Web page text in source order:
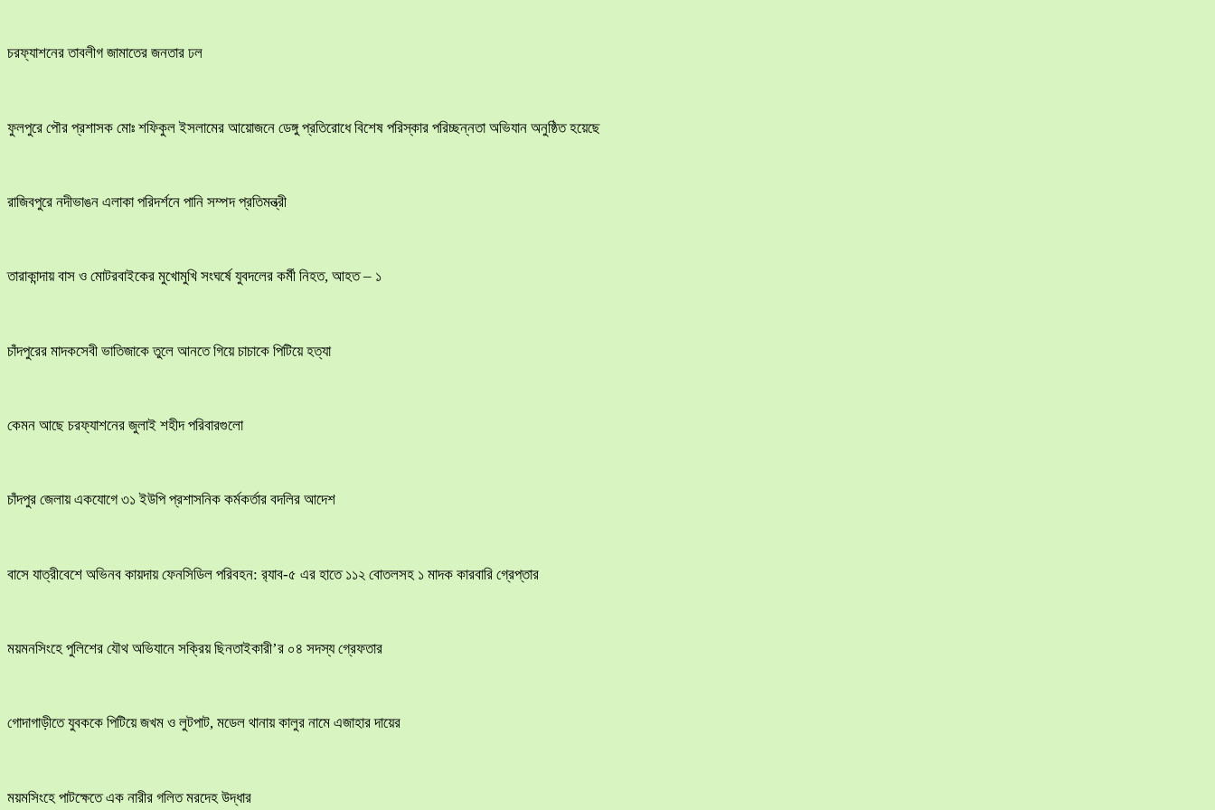
চরফ্যাশনের তাবলীগ জামাতের জনতার ঢল
ফুলপুরে পৌর প্রশাসক মোঃ শফিকুল ইসলামের আয়োজনে ডেঙ্গু প্রতিরোধে বিশেষ পরিস্কার পরিচ্ছন্নতা অভিযান অনুষ্ঠিত হয়েছে
রাজিবপুরে নদীভাঙন এলাকা পরিদর্শনে পানি সম্পদ প্রতিমন্ত্রী
তারাকান্দায় বাস ও মোটরবাইকের মুখোমুখি সংঘর্ষে যুবদলের কর্মী নিহত, আহত – ১
চাঁদপুরের মাদকসেবী ভাতিজাকে তুলে আনতে গিয়ে চাচাকে পিটিয়ে হত্যা
কেমন আছে চরফ্যাশনের জুলাই শহীদ পরিবারগুলো
চাঁদপুর জেলায় একযোগে ৩১ ইউপি প্রশাসনিক কর্মকর্তার বদলির আদেশ
বাসে যাত্রীবেশে অভিনব কায়দায় ফেনসিডিল পরিবহন: র‍্যাব-৫ এর হাতে ১১২ বোতলসহ ১ মাদক কারবারি গ্রেপ্তার
ময়মনসিংহে পুলিশের যৌথ অভিযানে সক্রিয় ছিনতাইকারী’র ০৪ সদস্য গ্রেফতার
​গোদাগাড়ীতে যুবককে পিটিয়ে জখম ও লুটপাট, মডেল থানায় কালুর নামে এজাহার দায়ের
ময়মসিংহে পাটক্ষেতে এক নারীর গলিত মরদেহ উদ্ধার